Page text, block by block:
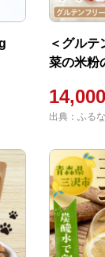
＜グルテ
菜の米粉
やつ ヤギ
小分け
出典：ふる